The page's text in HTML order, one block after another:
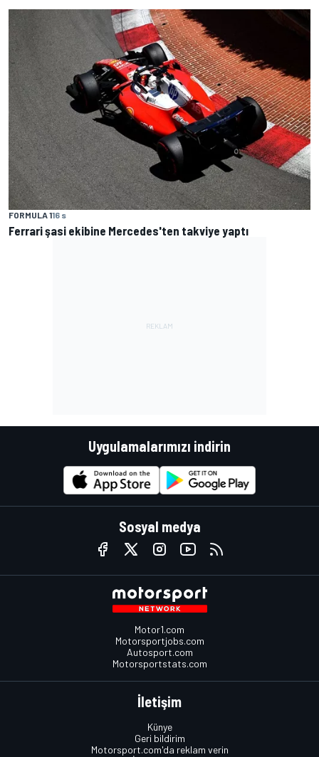
FORMULA 116 s
Ferrari şasi ekibine Mercedes'ten takviye yaptı
Uygulamalarımızı indirin
Sosyal medya
Motor1.com
Motorsportjobs.com
Autosport.com
Motorsportstats.com
İletişim
Künye
Geri bildirim
Motorsport.com'da reklam verin